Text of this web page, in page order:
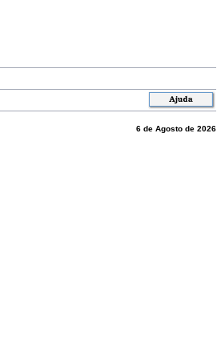
6 de Agosto de 2026